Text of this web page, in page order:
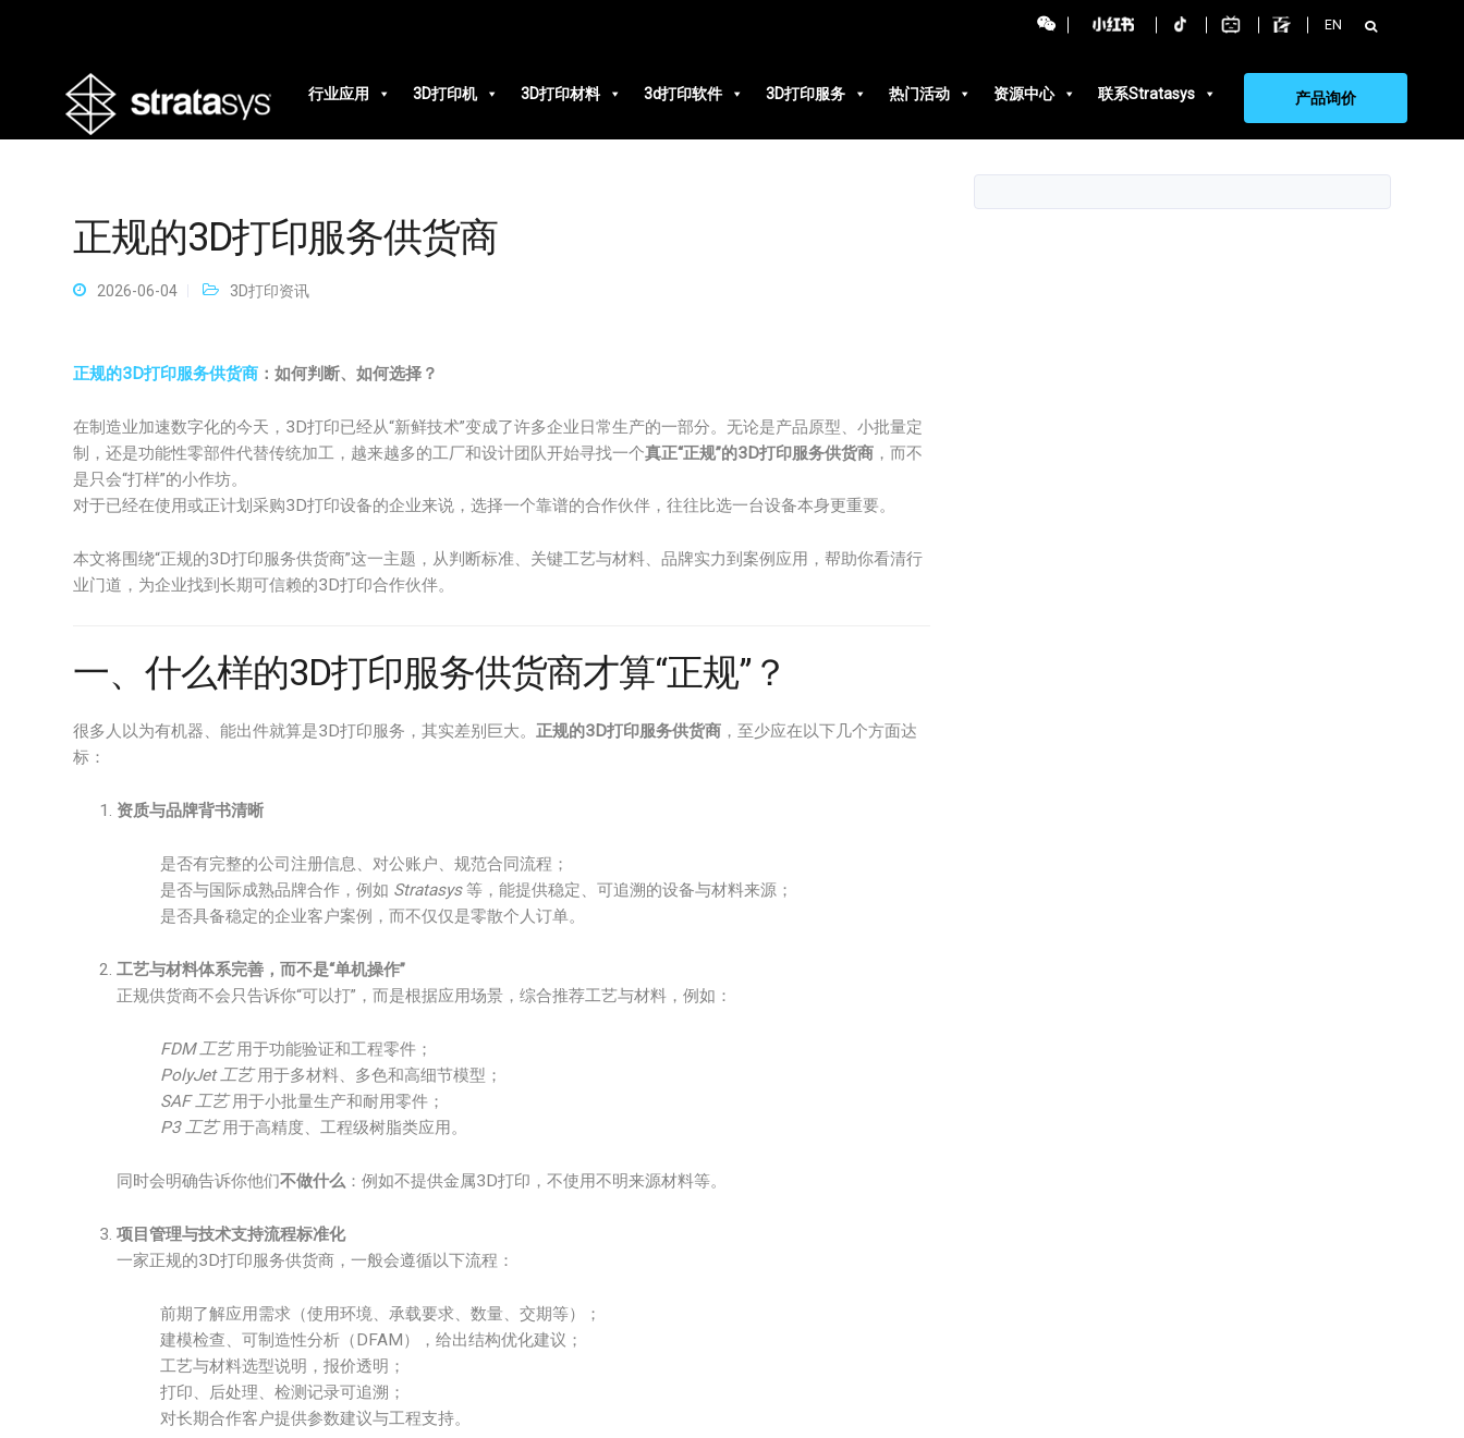
EN 搜
索：
行业应用
3D打印机 3D打印材料 3d打印软件 3D打印服务 热门活动 资源中心 联系Stratasys 产品询价
正规的3D打印服务供货商
2026-06-04 3D打印资讯
正规的3D打印服务供货商 ：如何判断、如何选择？
在制造业加速数字化的今天，3D打印已经从“新鲜技术”变成了许多企业日常生产的一部分。无论是产品原型、小批量定
制，还是功能性零部件代替传统加工，越来越多的工厂和设计团队开始寻找一个真正“正规”的3D打印服务供货商 ，而不
是只会“打样”的小作坊。
对于已经在使用或正计划采购3D打印设备的企业来说，选择一个靠谱的合作伙伴，往往比选一台设备本身更重要。
本文将围绕“正规的3D打印服务供货商”这一主题，从判断标准、关键工艺与材料、品牌实力到案例应用，帮助你看清行
业门道，为企业找到长期可信赖的3D打印合作伙伴。
一、什么样的3D打印服务供货商才算“正规”？
很多人以为有机器、能出件就算是3D打印服务，其实差别巨大。 正规的3D打印服务供货商 ，至少应在以下几个方面达
标：
资质与品牌背书清晰
是否有完整的公司注册信息、对公账户、规范合同流程；
是否与国际成熟品牌合作，例如 Stratasys等，能提供稳定、可追溯的设备与材料来源；
是否具备稳定的企业客户案例，而不仅仅是零散个人订单。
工艺与材料体系完善，而不是“单机操作”
正规供货商不会只告诉你“可以打”，而是根据应用场景，综合推荐工艺与材料，例如：
FDM 工艺用于功能验证和工程零件；
PolyJet 工艺用于多材料、多色和高细节模型；
SAF 工艺用于小批量生产和耐用零件；
P3 工艺用于高精度、工程级树脂类应用。
同时会明确告诉你他们不做什么 ：例如不提供金属3D打印，不使用不明来源材料等。
项目管理与技术支持流程标准化
一家正规的3D打印服务供货商，一般会遵循以下流程：
前期了解应用需求（使用环境、承载要求、数量、交期等）；
建模检查、可制造性分析（DFAM），给出结构优化建议；
工艺与材料选型说明，报价透明；
打印、后处理、检测记录可追溯；
对长期合作客户提供参数建议与工程支持。